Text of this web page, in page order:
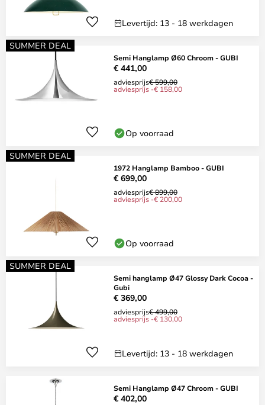
Levertijd: 13 - 18 werkdagen
SUMMER DEAL
Semi Hanglamp Ø60 Chroom - GUBI
€ 441,00
adviesprijs€ 599,00
adviesprijs -€ 158,00
Op voorraad
SUMMER DEAL
1972 Hanglamp Bamboo - GUBI
€ 699,00
adviesprijs€ 899,00
adviesprijs -€ 200,00
Op voorraad
SUMMER DEAL
Semi hanglamp Ø47 Glossy Dark Cocoa -
Gubi
€ 369,00
adviesprijs€ 499,00
adviesprijs -€ 130,00
Levertijd: 13 - 18 werkdagen
Semi Hanglamp Ø47 Chroom - GUBI
€ 402,00